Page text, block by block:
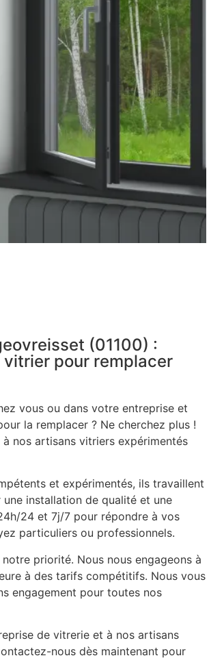
(01100) :
pour remplacer
vous ou dans votre entreprise et
la remplacer ? Ne cherchez plus !
nos artisans vitriers expérimentés
et expérimentés, ils travaillent
installation de qualité et une
24 et 7j/7 pour répondre à vos
particuliers ou professionnels.
priorité. Nous nous engageons à
à des tarifs compétitifs. Nous vous
engagement pour toutes nos
de vitrerie et à nos artisans
nous dès maintenant pour